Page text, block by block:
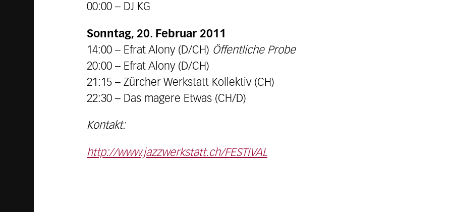
00:00 – DJ KG
Sonntag, 20. Februar 2011
14:00 – Efrat Alony (D/CH) Öffentliche Probe
20:00 – Efrat Alony (D/CH)
21:15 – Zürcher Werkstatt Kollektiv (CH)
22:30 – Das magere Etwas (CH/D)
Kontakt:
http://www.jazzwerkstatt.ch/FESTIVAL